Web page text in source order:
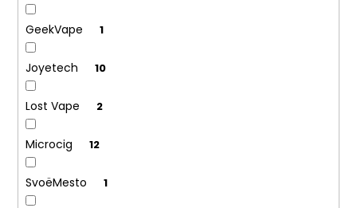
GeekVape 1
Joyetech 10
Lost Vape 2
Microcig 12
SvoëMesto 1